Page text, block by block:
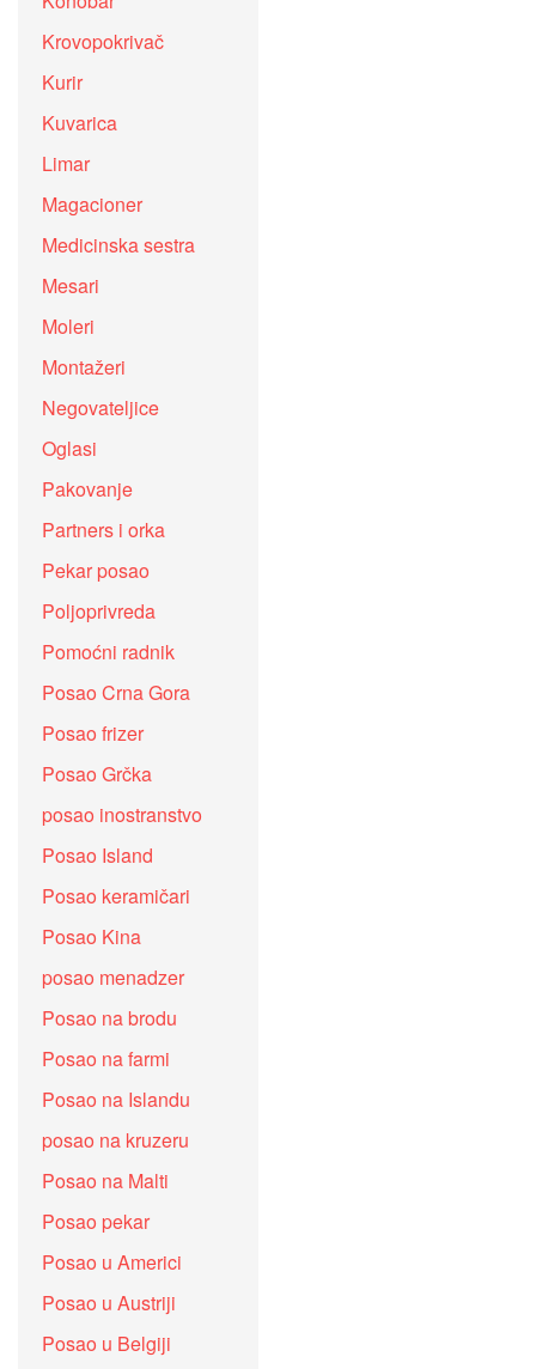
Krovopokrivač
Kurir
Kuvarica
Limar
Magacioner
Medicinska sestra
Mesari
Moleri
Montažeri
Negovateljice
Oglasi
Pakovanje
Partners i orka
Pekar posao
Poljoprivreda
Pomoćni radnik
Posao Crna Gora
Posao frizer
Posao Grčka
posao inostranstvo
Posao Island
Posao keramičari
Posao Kina
posao menadzer
Posao na brodu
Posao na farmi
Posao na Islandu
posao na kruzeru
Posao na Malti
Posao pekar
Posao u Americi
Posao u Austriji
Posao u Belgiji